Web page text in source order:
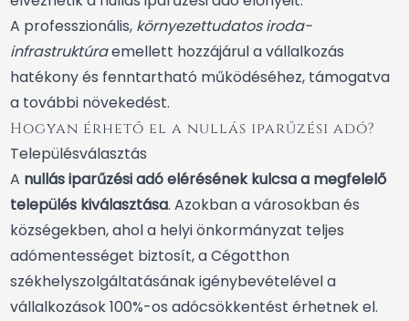
A professzionális, környezettudatos iroda-
infrastruktúraemellett hozzájárul a vállalkozás
hatékony és fenntartható működéséhez, támogatva
a további növekedést.
Hogyan érhető el a nullás iparűzési adó?
Településválasztás
A nullás iparűzési adó elérésének kulcsa a megfelelő
település kiválasztása. Azokban a városokban és
községekben, ahol a helyi önkormányzat teljes
adómentességet biztosít, a Cégotthon
székhelyszolgáltatásának igénybevételével a
vállalkozások 100%-os adócsökkentést érhetnek el.